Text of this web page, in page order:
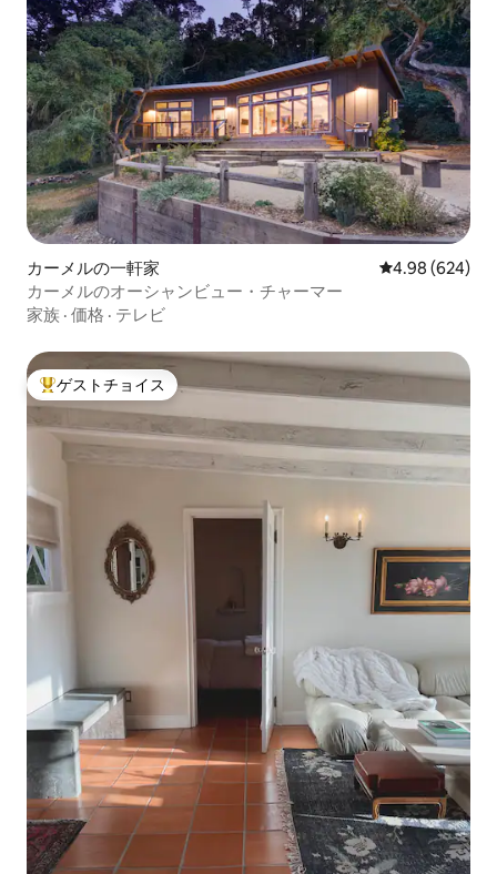
カーメルの一軒家 レビュー624
4.98 (624)
カーメルのオーシャンビュー・チャーマー
家族 · 価格 · テレビ
大好評のゲストチョイスです。
ゲストチョイス